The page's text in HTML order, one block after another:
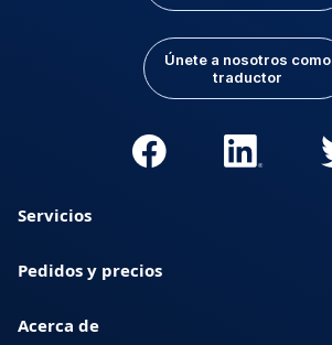
Únete a nosotros como
traductor
Servicios
Pedidos y precios
Acerca de